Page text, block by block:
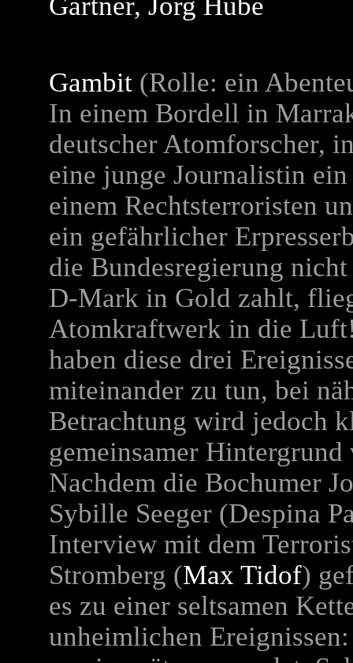
Gambit (Rolle: ein
In einem Bordell in
deutscher Atomforscher,
eine junge Journalistin
einem Rechtsterroristen
ein gefährlicher
die Bundesregierung
D-Mark in Gold zahlt,
Atomkraftwerk in die
haben diese drei
miteinander zu tun, bei
Betrachtung wird jedoch
gemeinsamer
Nachdem die Bochumer
Sybille Seeger (Despina
Interview mit dem
Stromberg (Max Tidof)
es zu einer seltsamen
unheimlichen